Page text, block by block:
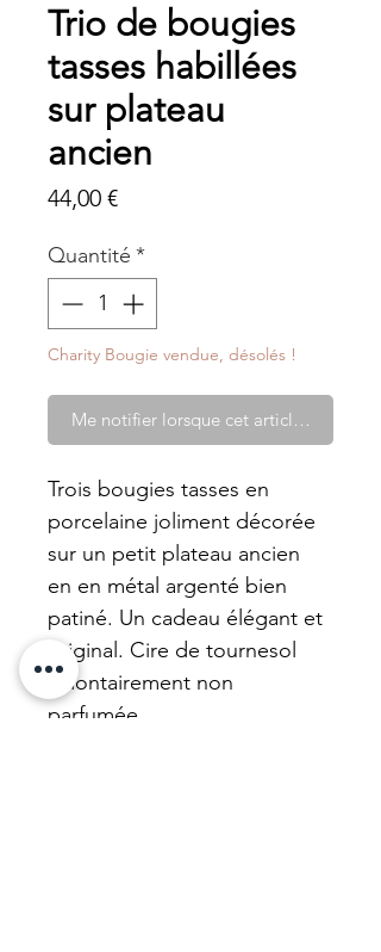
Trio de bougies
tasses habillées
sur plateau
ancien
44,00 €Prix
Quantité *
Charity Bougie vendue, désolés !
Me notifier lorsque cet article est
Trois bougies tasses en
porcelaine joliment décorée
sur un petit plateau ancien
en en métal argenté bien
patiné. Un cadeau élégant et
original. Cire de tournesol
volontairement non
parfumée.